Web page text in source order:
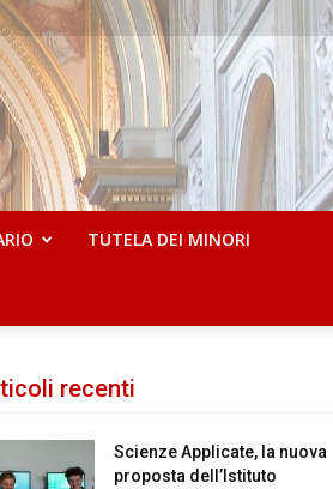
TUTELA DEI MINORI
recenti
Scienze Applicate, la nuova
proposta dell’Istituto